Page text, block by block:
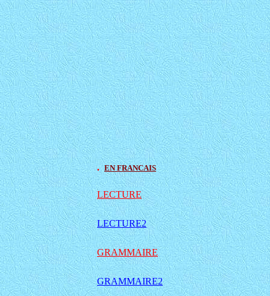
. EN FRANCAIS
LECTURE
LECTURE2
GRAMMAIRE
GRAMMAIRE2